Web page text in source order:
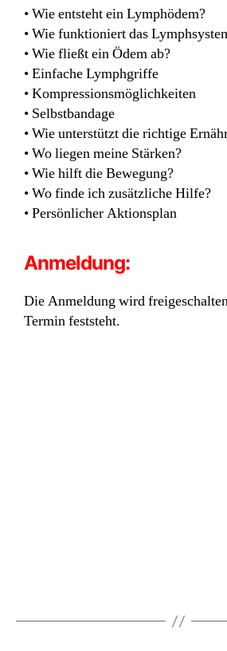
• Wie entsteht ein Lymphödem?
• Wie funktioniert das
• Wie fließt ein Ödem ab?
• Einfache Lymphgriffe
• Kompressionsmöglichkeiten
• Selbstbandage
• Wie unterstützt die richtige
• Wo liegen meine Stärken?
• Wie hilft die Bewegung?
• Wo finde ich zusätzliche Hilfe?
• Persönlicher Aktionsplan
Anmeldung:
Die Anmeldung wird
Termin feststeht.